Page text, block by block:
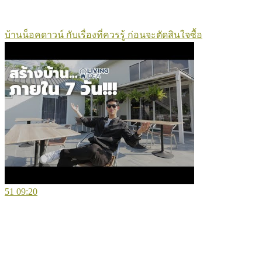
บ้านน็อคดาวน์ กับเรื่องที่ควรรู้ ก่อนจะตัดสินใจซื้อ
51 09:20